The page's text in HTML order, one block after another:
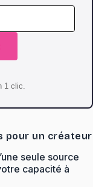
1 clic.
pour un créateur
seule source
capacité à